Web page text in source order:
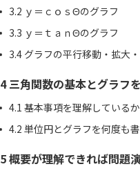
3.2 ｙ＝ｃｏｓΘのグラフ
3.3 ｙ＝ｔａｎΘのグラフ
3.4グラフの平行移動・拡大
4三角関数の基本とグラフ
4.1 基本事項を理解している
4.2 単位円とグラフを何度も書
5概要が理解できれば問題